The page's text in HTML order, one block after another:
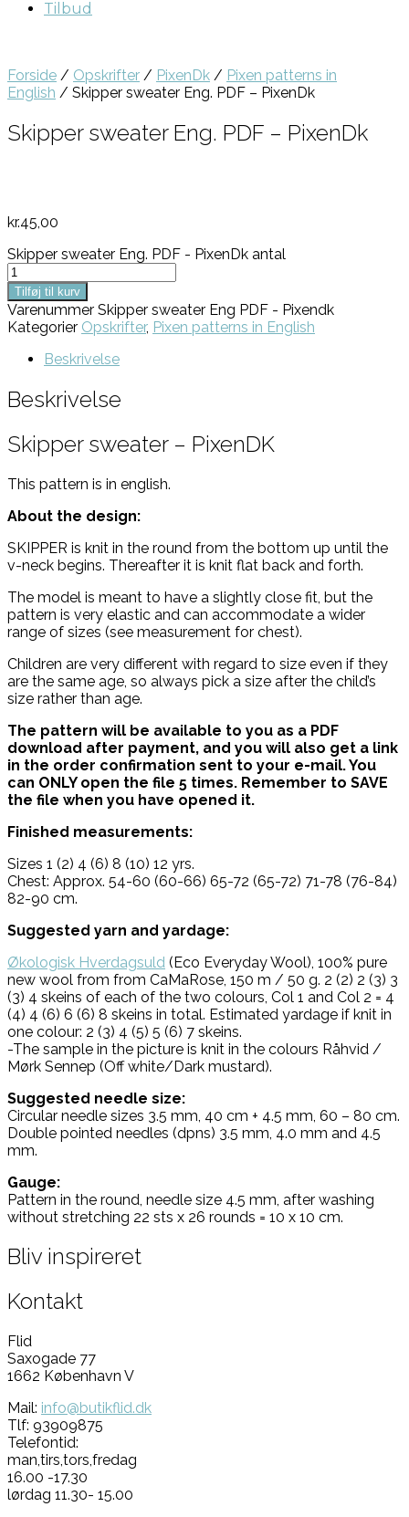
Tilbud
Forside / Opskrifter / PixenDk / Pixen patterns in
English / Skipper sweater Eng. PDF – PixenDk
Skipper sweater Eng. PDF – PixenDk
kr.45,00
Skipper sweater Eng. PDF - PixenDk antal
Tilføj til kurv
Varenummer Skipper sweater Eng PDF - Pixendk
Kategorier Opskrifter, Pixen patterns in English
Beskrivelse
Beskrivelse
Skipper sweater – PixenDK
This pattern is in english.
About the design:
SKIPPER is knit in the round from the bottom up until the
v-neck begins. Thereafter it is knit flat back and forth.
The model is meant to have a slightly close fit, but the
pattern is very elastic and can accommodate a wider
range of sizes (see measurement for chest).
Children are very different with regard to size even if they
are the same age, so always pick a size after the child’s
size rather than age.
The pattern will be available to you as a PDF
download after payment, and you will also get a link
in the order confirmation sent to your e-mail. You
can ONLY open the file 5 times. Remember to SAVE
the file when you have opened it.
Finished measurements:
Sizes 1 (2) 4 (6) 8 (10) 12 yrs.
Chest: Approx. 54-60 (60-66) 65-72 (65-72) 71-78 (76-84)
82-90 cm.
Suggested yarn and yardage:
Økologisk Hverdagsuld (Eco Everyday Wool), 100% pure
new wool from from CaMaRose, 150 m / 50 g. 2 (2) 2 (3) 3
(3) 4 skeins of each of the two colours, Col 1 and Col 2 = 4
(4) 4 (6) 6 (6) 8 skeins in total. Estimated yardage if knit in
one colour: 2 (3) 4 (5) 5 (6) 7 skeins.
-The sample in the picture is knit in the colours Råhvid /
Mørk Sennep (Off white/Dark mustard).
Suggested needle size:
Circular needle sizes 3.5 mm, 40 cm + 4.5 mm, 60 – 80 cm.
Double pointed needles (dpns) 3.5 mm, 4.0 mm and 4.5
mm.
Gauge:
Pattern in the round, needle size 4.5 mm, after washing
without stretching 22 sts x 26 rounds = 10 x 10 cm.
Bliv inspireret
Kontakt
Flid
Saxogade 77
1662 København V
Mail: info@butikflid.dk
Tlf: 93909875
Telefontid:
man,tirs,tors,fredag
16.00 -17.30
lørdag 11.30- 15.00